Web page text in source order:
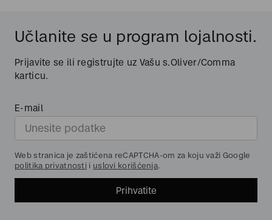
Učlanite se u program lojalnosti.
Prijavite se ili registrujte uz Vašu s.Oliver/Comma
karticu.
E-mail
Web stranica je zaštićena reCAPTCHA-om za koju važi Google
politika privatnosti i uslovi korišćenja.
Prihvatite